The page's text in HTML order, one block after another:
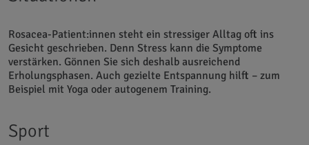
Rosacea-Patient:innen steht ein stressiger Alltag oft ins
Gesicht geschrieben. Denn Stress kann die Symptome
verstärken. Gönnen Sie sich deshalb ausreichend
Erholungsphasen. Auch gezielte Entspannung hilft – zum
Beispiel mit Yoga oder autogenem Training.
Sport